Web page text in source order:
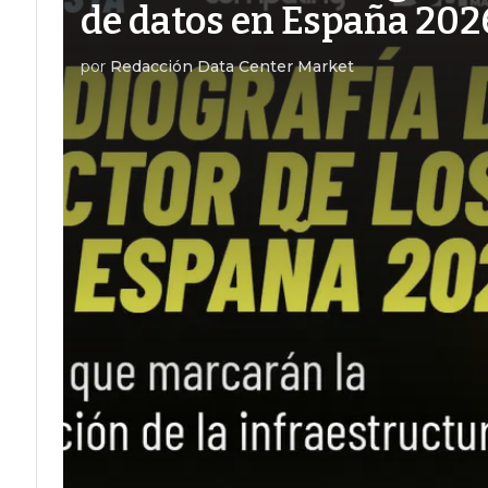
de datos en España
por Redacción Data Center Market